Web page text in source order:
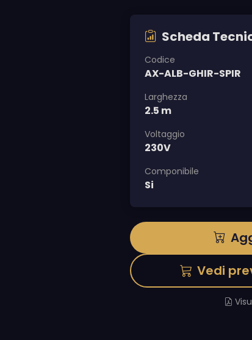
Scheda
Codice
AX-ALB-GHIR-SPIR
Larghezza
2.5 m
Voltaggio
230V
Componibile
Si
Vedi